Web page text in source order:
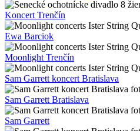
Koncert Trenčín
Ewa Barciok
Moonlight Trenčín
Sam Garrett koncert Bratislava
Sam Garrett Bratislava
Sam Garrett